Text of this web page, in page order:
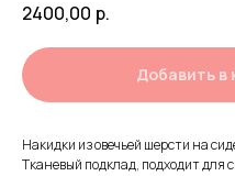
2400,00 р.
Добавить в
Накидки из овечьей шерсти на
Тканевый подклад, подходит для